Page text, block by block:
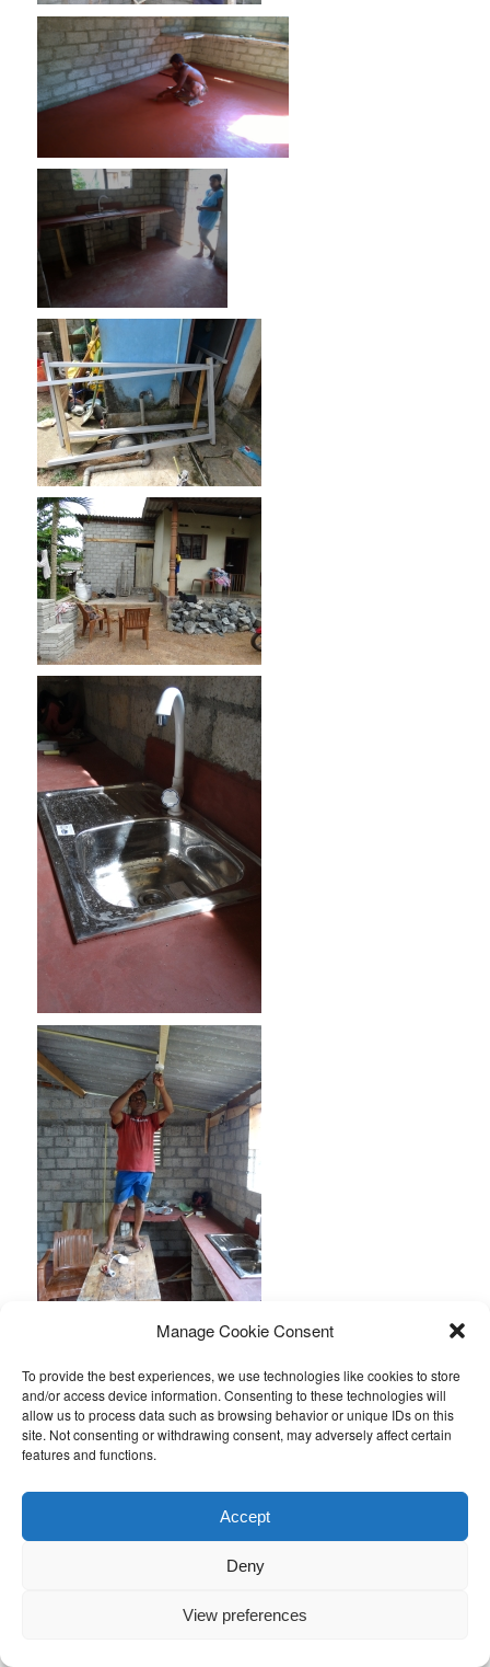
Manage Cookie Consent
To provide the best experiences, we use technologies like cookies to store
and/or access device information. Consenting to these technologies will
allow us to process data such as browsing behavior or unique IDs on this
site. Not consenting or withdrawing consent, may adversely affect certain
features and functions.
Accept
Deny
View preferences
Voor deze familie (vader, moeder, dochter en geestelijk en
lichamelijk gehandicapte zoon, Sasan) heeft de stichting het
kozijn en voordeur van plastic kunnen vervangen voor een
mahonie houten kozijn en deur en de schade van de kortsluiting